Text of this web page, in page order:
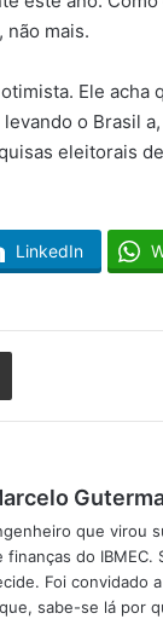
não mais.
Ele
o Brasil
eleitorais
LinkedIn
que virou
finanças do
Foi convidado
sabe-se lá por